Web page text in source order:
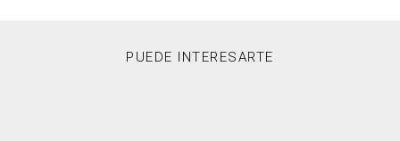
PUEDE INTERESARTE